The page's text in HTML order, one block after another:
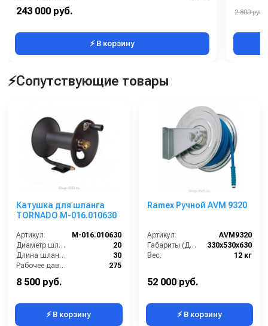
Страна-производитель:
Рабочее давление (бар):
243 000 руб.
⚡ В корзину
2 800 руб.
⚡Сопутствующие товары
Катушка для шланга
TORNADO M-016.010630
Артикул:
M-016.010630
Диаметр шланга (⌀) мм::
20
Длина шланга (м):
30
Рабочее давление (бар):
275
8 500 руб.
⚡ В корзину
Ramex Ручной AVM 9320
Артикул:
AVM9320
Габариты (ДхШхВ):
330x530x630
Вес:
12 кг
52 000 руб.
⚡ В корзину